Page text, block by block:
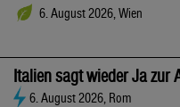
6. August 2026, Wien
Italien sagt wieder Ja zur
6. August 2026, Rom